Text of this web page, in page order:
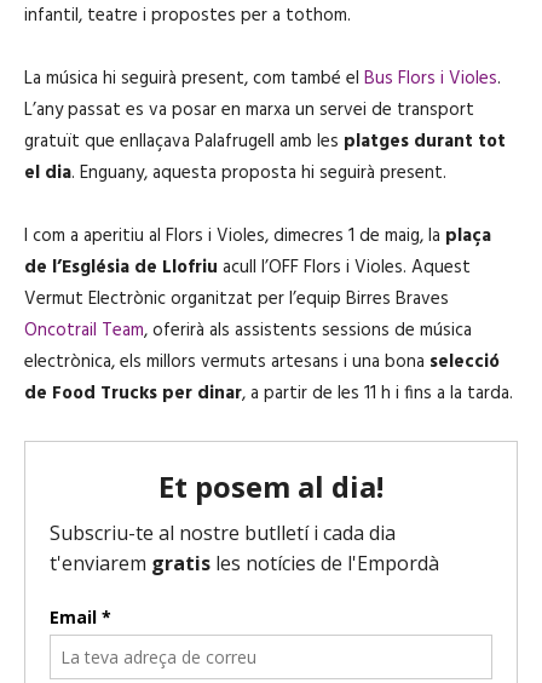
t
r
d
'
à
d
i
o
infantil, teatre i propostes per a tothom.
La música hi seguirà present, com també el Bus Flors i Violes.
L’any passat es va posar en marxa un servei de transport
gratuït que enllaçava Palafrugell amb les platges durant tot
el dia. Enguany, aquesta proposta hi seguirà present.
I com a aperitiu al Flors i Violes,dimecres 1 de maig,la plaça
de l’Església de Llofriu acull l’OFF Flors i Violes. Aquest
Vermut Electrònicorganitzat perl’equip Birres Braves
Oncotrail Team, oferirà als assistents sessions de música
electrònica, els millors vermuts artesans i una bona selecció
de Food Trucks per dinar, a partir de les 11 h i fins a la tarda.